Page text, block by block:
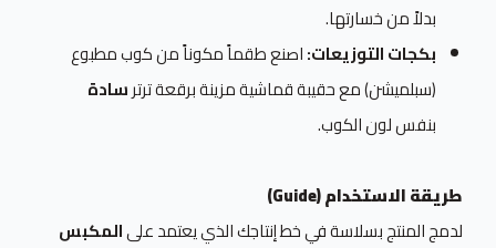
بدلاً من خسارتها.
بكجات التوزيعات:اصنع طقماً مكوناً من كوب مطبوع
(سبلميشن) مع حقيبة قماشية مزينة برقعة ترترسادة
بنفس لون الكوب.
طريقة الاستخدام (Guide)
لدمج المنتج بسلاسة في خط إنتاجك الذي يعتمد علىالمكبس